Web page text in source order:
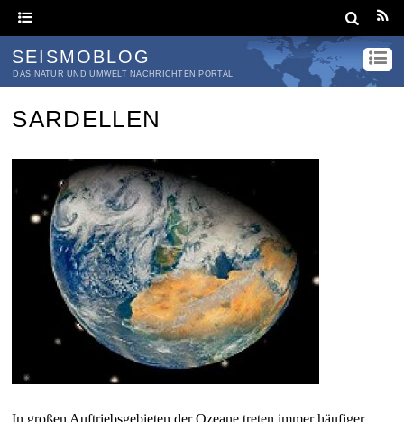
SEISMOBLOG
DAS NATUR UND UMWELT NACHRICHTEN PORTAL
SARDELLEN